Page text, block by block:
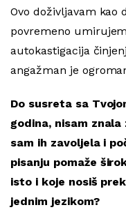
Ovo doživljavam kao
povremeno
autokastigacija
angažman je
Do susreta sa
godina, nisam
sam ih zavoljela i
pisanju pomaže
isto i koje nosiš
jednim jezikom?